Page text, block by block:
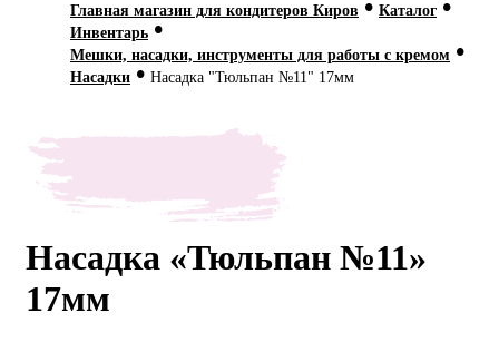
О нас
Мастер-
классы
Главная магазин для кондитеров Киров • Каталог •
Инвентарь •
Мешки, насадки, инструменты для работы с кремом •
Насадки • Насадка "Тюльпан №11" 17мм
Насадка «Тюльпан №11»
17мм